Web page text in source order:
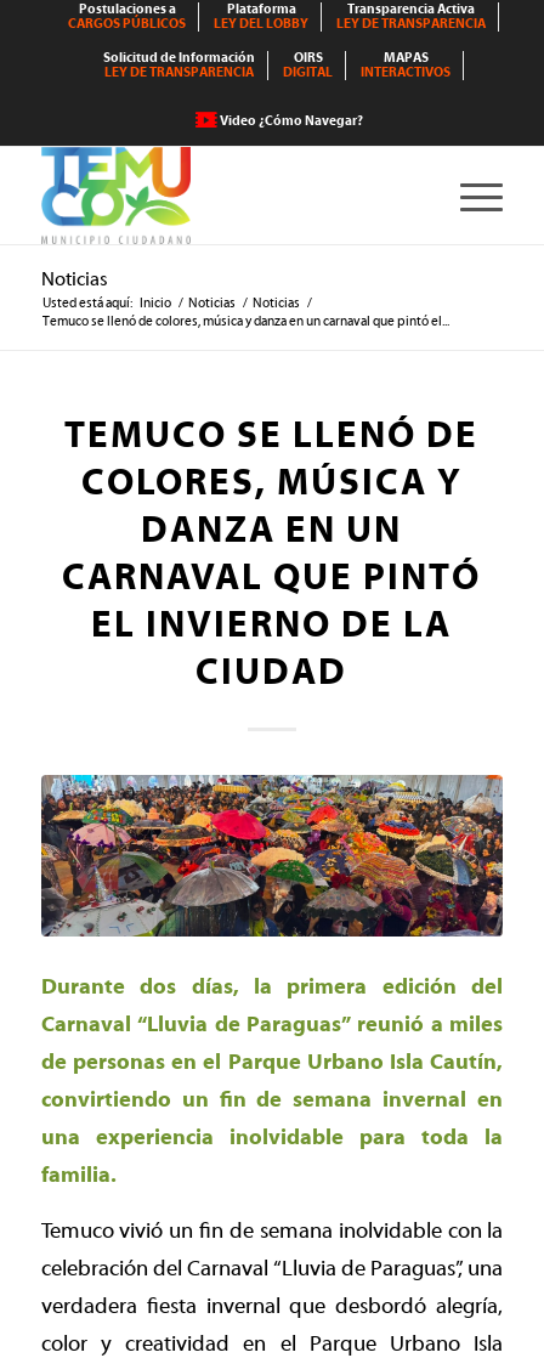
Postulaciones a
CARGOS PÚBLICOS
Plataforma
LEY DEL LOBBY
Transparencia Activa
LEY DE TRANSPARENCIA
Solicitud de Información
LEY DE TRANSPARENCIA
OIRS
DIGITAL
MAPAS
INTERACTIVOS
Video ¿Cómo Navegar?
Noticias
Usted está aquí: Inicio / Noticias / Noticias /
Temuco se llenó de colores, música y danza en un carnaval que pintó el...
TEMUCO SE LLENÓ DE
COLORES, MÚSICA Y
DANZA EN UN
CARNAVAL QUE PINTÓ
EL INVIERNO DE LA
CIUDAD
Durante dos días, la primera edición del
Carnaval “Lluvia de Paraguas” reunió a miles
de personas en el Parque Urbano Isla Cautín,
convirtiendo un fin de semana invernal en
una experiencia inolvidable para toda la
familia.
Temuco vivió un fin de semana inolvidable con la
celebración del Carnaval “Lluvia de Paraguas”, una
verdadera fiesta invernal que desbordó alegría,
color y creatividad en el Parque Urbano Isla